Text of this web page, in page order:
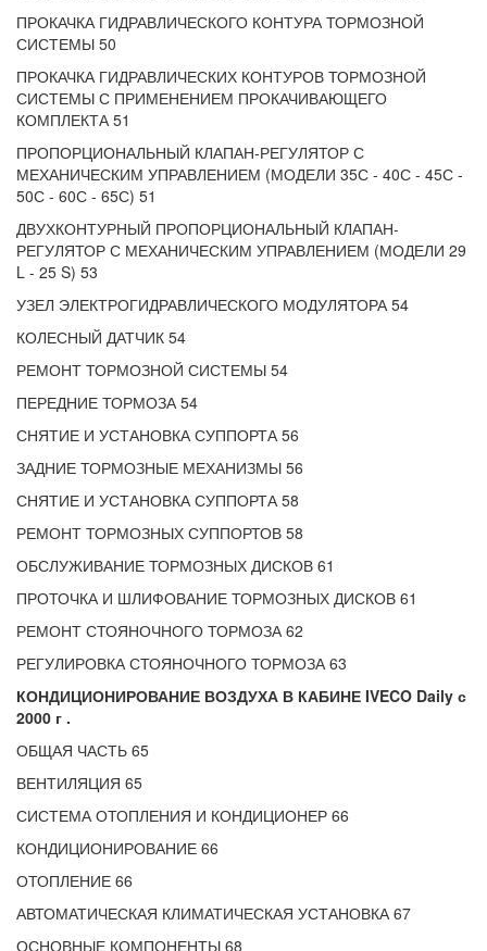
ПРОКАЧКА ГИДРАВЛИЧЕСКОГО КОНТУРА ТОРМОЗНОЙ
СИСТЕМЫ 50
ПРОКАЧКА ГИДРАВЛИЧЕСКИХ КОНТУРОВ ТОРМОЗНОЙ
СИСТЕМЫ С ПРИМЕНЕНИЕМ ПРОКАЧИВАЮЩЕГО
КОМПЛЕКТА 51
ПРОПОРЦИОНАЛЬНЫЙ КЛАПАН-РЕГУЛЯТОР С
МЕХАНИЧЕСКИМ УПРАВЛЕНИЕМ (МОДЕЛИ 35С - 40С - 45С -
50С - 60С - 65С) 51
ДВУХКОНТУРНЫЙ ПРОПОРЦИОНАЛЬНЫЙ КЛАПАН-
РЕГУЛЯТОР С МЕХАНИЧЕСКИМ УПРАВЛЕНИЕМ (МОДЕЛИ 29
L - 25 S) 53
УЗЕЛ ЭЛЕКТРОГИДРАВЛИЧЕСКОГО МОДУЛЯТОРА 54
КОЛЕСНЫЙ ДАТЧИК 54
РЕМОНТ ТОРМОЗНОЙ СИСТЕМЫ 54
ПЕРЕДНИЕ ТОРМОЗА 54
СНЯТИЕ И УСТАНОВКА СУППОРТА 56
ЗАДНИЕ ТОРМОЗНЫЕ МЕХАНИЗМЫ 56
СНЯТИЕ И УСТАНОВКА СУППОРТА 58
РЕМОНТ ТОРМОЗНЫХ СУППОРТОВ 58
ОБСЛУЖИВАНИЕ ТОРМОЗНЫХ ДИСКОВ 61
ПРОТОЧКА И ШЛИФОВАНИЕ ТОРМОЗНЫХ ДИСКОВ 61
РЕМОНТ СТОЯНОЧНОГО ТОРМОЗА 62
РЕГУЛИРОВКА СТОЯНОЧНОГО ТОРМОЗА 63
КОНДИЦИОНИРОВАНИЕ ВОЗДУХА В КАБИНЕ IVECO Daily с
2000 г .
ОБЩАЯ ЧАСТЬ 65
ВЕНТИЛЯЦИЯ 65
СИСТЕМА ОТОПЛЕНИЯ И КОНДИЦИОНЕР 66
КОНДИЦИОНИРОВАНИЕ 66
ОТОПЛЕНИЕ 66
АВТОМАТИЧЕСКАЯ КЛИМАТИЧЕСКАЯ УСТАНОВКА 67
ОСНОВНЫЕ КОМПОНЕНТЫ 68